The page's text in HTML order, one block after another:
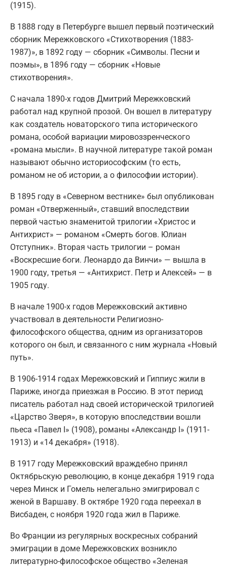
(1915).
В 1888 году в Петербурге вышел первый поэтический
сборник Мережковского «Стихотворения (1883-
1987)», в 1892 году — сборник «Символы. Песни и
поэмы», в 1896 году — сборник «Новые
стихотворения».
С начала 1890-х годов Дмитрий Мережковский
работал над крупной прозой. Он вошел в литературу
как создатель новаторского типа исторического
романа, особой вариации мировоззренческого
«романа мысли». В научной литературе такой роман
называют обычно историософским (то есть,
романом не об истории, а о философии истории).
В 1895 году в «Северном вестнике» был опубликован
роман «Отверженный», ставший впоследствии
первой частью знаменитой трилогии «Христос и
Антихрист» — романом «Смерть богов. Юлиан
Отступник». Вторая часть трилогии – роман
«Воскресшие боги. Леонардо да Винчи» — вышла в
1900 году, третья — «Антихрист. Петр и Алексей» — в
1905 году.
В начале 1900-х годов Мережковский активно
участвовал в деятельности Религиозно-
философского общества, одним из организаторов
которого он был, и связанного с ним журнала «Новый
путь».
В 1906-1914 годах Мережковский и Гиппиус жили в
Париже, иногда приезжая в Россию. В этот период
писатель работал над своей исторической трилогией
«Царство Зверя», в которую впоследствии вошли
пьеса «Павел I» (1908), романы «Александр I» (1911-
1913) и «14 декабря» (1918).
В 1917 году Мережковский враждебно принял
Октябрьскую революцию, в конце декабря 1919 года
через Минск и Гомель нелегально эмигрировал с
женой в Варшаву. В октябре 1920 года переехал в
Висбаден, с ноября 1920 года жил в Париже.
Во Франции из регулярных воскресных собраний
эмиграции в доме Мережковских возникло
литературно-философское общество «Зеленая